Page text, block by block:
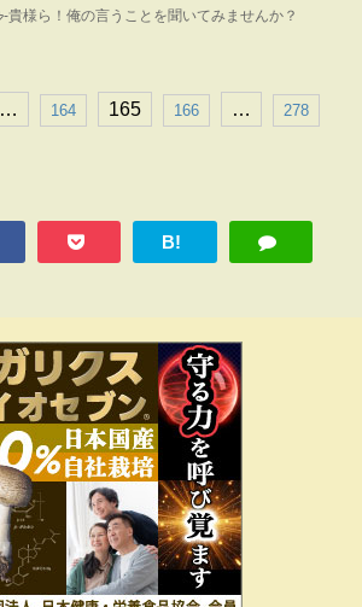
-貴様ら！俺の言うことを聞いてみませんか？
… 164 165 166 …
278
B!